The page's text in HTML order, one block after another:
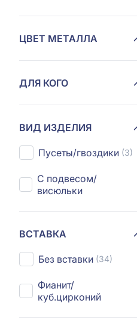
ЦВЕТ МЕТАЛЛА
ДЛЯ КОГО
ВИД ИЗДЕЛИЯ
Пусеты/гвоздики (3)
С подвесом/
висюльки
ВСТАВКА
Без вставки (34)
Фианит/
куб.цирконий